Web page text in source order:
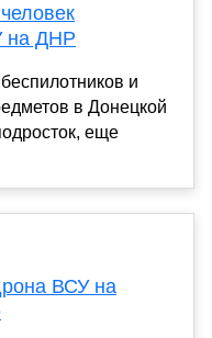
на ДНР
и
в Донецкой
еще
ВСУ на